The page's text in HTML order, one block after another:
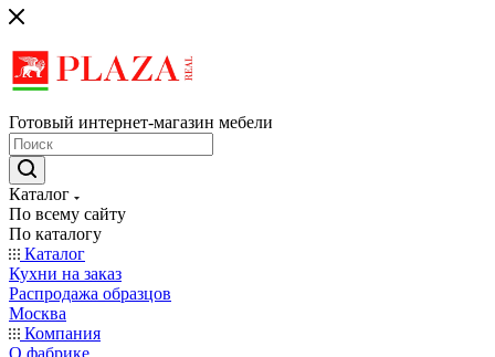
Готовый интернет-магазин мебели
Каталог
По всему сайту
По каталогу
Каталог
Кухни на заказ
Распродажа образцов
Москва
Компания
О фабрике